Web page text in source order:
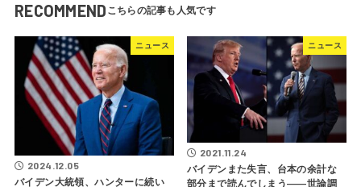
RECOMMEND
ニュース
2024.12.05
バイデン大統領、ハンターに続い
ニュース
2021.11.24
バイデンまた失言、台本の余計な
部分まで読んでしまう――世論調